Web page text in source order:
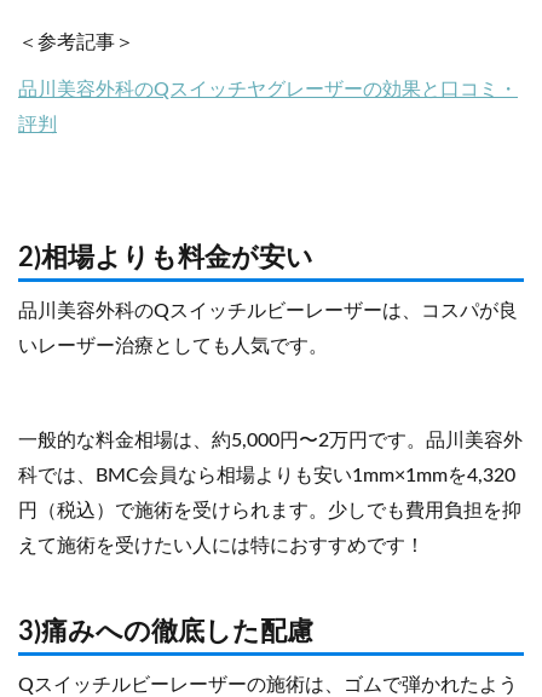
＜参考記事＞
品川美容外科のQスイッチヤグレーザーの効果と口コミ・
評判
2)相場よりも料金が安い
品川美容外科のQスイッチルビーレーザーは、コスパが良
いレーザー治療としても人気です。
一般的な料金相場は、約5,000円〜2万円です。品川美容外
科では、BMC会員なら相場よりも安い1mm×1mmを4,320
円（税込）で施術を受けられます。少しでも費用負担を抑
えて施術を受けたい人には特におすすめです！
3)痛みへの徹底した配慮
Qスイッチルビーレーザーの施術は、ゴムで弾かれたよう